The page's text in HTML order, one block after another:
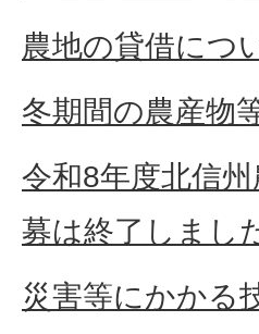
農地の貸借につ
冬期間の農産物
令和8年度北信
募は終了しまし
災害等にかかる